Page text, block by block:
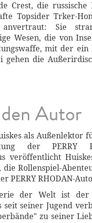
Crest, die
Topsider Trker-
anvertraut: Sie
Wesen, die von
mit der ein
gehen die
Autor
als Außenlektor
der PERRY
veröffentlicht
Rollenspiel-
PERRY RHODAN-
der Welt ist
seit seiner Jugend
zu seiner